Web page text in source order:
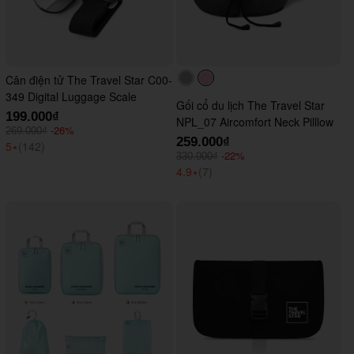
Cân điện tử The Travel Star C00-
349 Digital Luggage Scale
199.000₫
269.000₫ -26%
5⭑ (142)
#acacac
Gối cổ du lịch The Travel Star
NPL_07 Aircomfort Neck Pilllow
259.000₫
330.000₫ -22%
4.9⭑ (7)